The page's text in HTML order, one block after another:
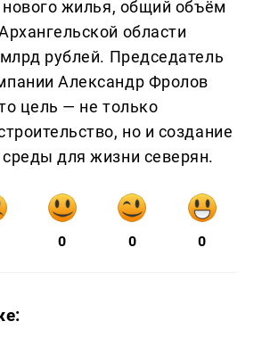
жилья, общий объём
области
рублей. Председатель
Александр Фролов
цель — не только
но и создание
среды для жизни северян.
0 0 0